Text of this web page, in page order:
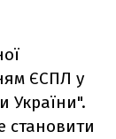
ЄСПЛ у
України".
становити